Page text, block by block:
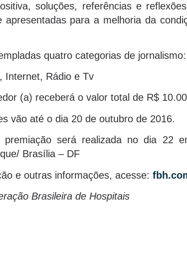
soluções, referências e
apresentadas para a melhoria da
quatro categorias de jornalismo:
Internet, Rádio e Tv
(a) receberá o valor total de R$
vão até o dia 20 de outubro de 2016.
será realizada no dia 22
Brasília – DF
e outras informações, acesse:
Brasileira de Hospitais